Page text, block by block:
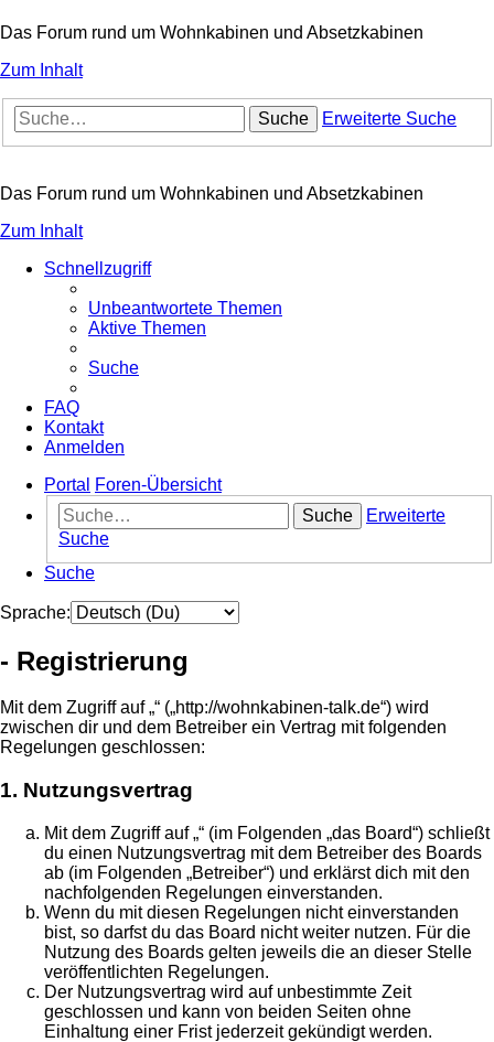
Das Forum rund um Wohnkabinen und Absetzkabinen
Zum Inhalt
Suche Erweiterte Suche
Das Forum rund um Wohnkabinen und Absetzkabinen
Zum Inhalt
Schnellzugriff
Unbeantwortete Themen
Aktive Themen
Suche
FAQ
Kontakt
Anmelden
Portal
Foren-Übersicht
Suche
Erweiterte
Suche
Suche
Sprache:
- Registrierung
Mit dem Zugriff auf „“ („http://wohnkabinen-talk.de“) wird
zwischen dir und dem Betreiber ein Vertrag mit folgenden
Regelungen geschlossen:
1. Nutzungsvertrag
Mit dem Zugriff auf „“ (im Folgenden „das Board“) schließt
du einen Nutzungsvertrag mit dem Betreiber des Boards
ab (im Folgenden „Betreiber“) und erklärst dich mit den
nachfolgenden Regelungen einverstanden.
Wenn du mit diesen Regelungen nicht einverstanden
bist, so darfst du das Board nicht weiter nutzen. Für die
Nutzung des Boards gelten jeweils die an dieser Stelle
veröffentlichten Regelungen.
Der Nutzungsvertrag wird auf unbestimmte Zeit
geschlossen und kann von beiden Seiten ohne
Einhaltung einer Frist jederzeit gekündigt werden.